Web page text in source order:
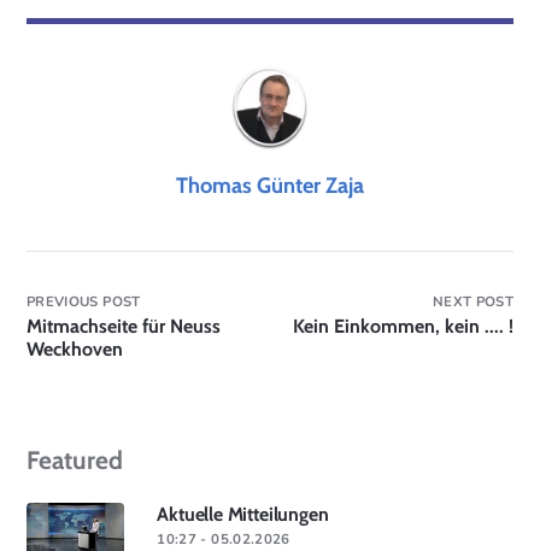
Thomas Günter Zaja
PREVIOUS POST
Mitmachseite für Neuss
Weckhoven
NEXT POST
Kein Einkommen, kein .... !
Featured
Aktuelle Mitteilungen
10:27 - 05.02.2026